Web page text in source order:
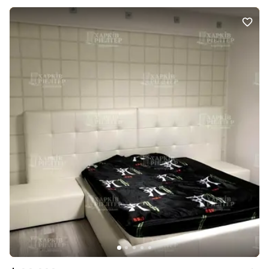
шару QSB. На підлозі італійський керамограніт.